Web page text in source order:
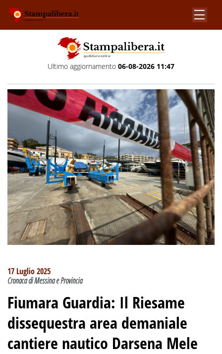
Ultimo aggiornamento 06-08-2026 11:47
17 Luglio 2025
Cronaca di Messina e Provincia
Fiumara Guardia: Il Riesame
dissequestra area demaniale
cantiere nautico Darsena Mele